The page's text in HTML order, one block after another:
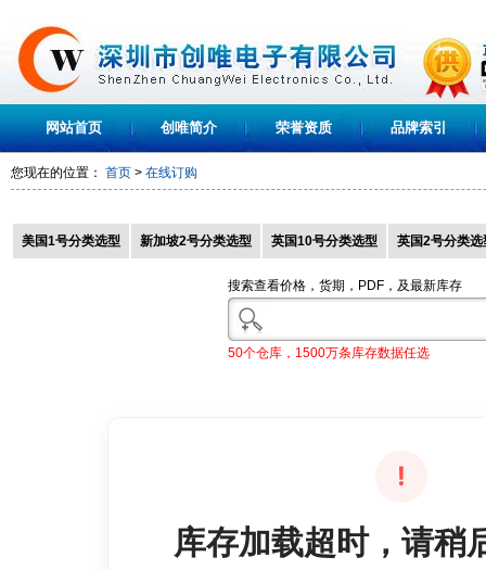
网站首页 创唯简介 荣誉资质 品牌索引
您现在的位置： 首页 > 在线订购
美国1号分类选型 新加坡2号分类选型 英国10号分类选型 英国2号分类选
搜索查看价格，货期，PDF，及最新库存
50个仓库，1500万条库存数据任选
!
库存加载超时，请稍